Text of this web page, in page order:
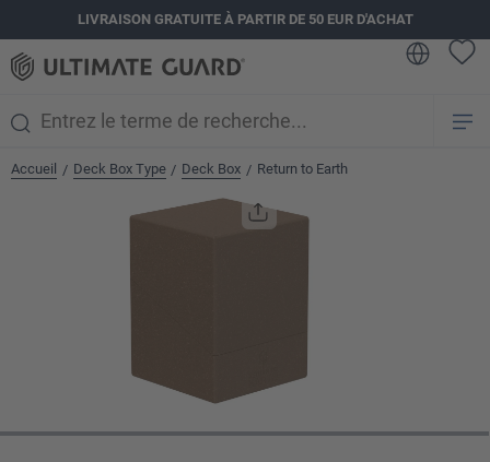
principalLIVRAISON GRATUITE À PARTIR DE 50 EUR D'ACHAT
Accueil / Deck Box Type / Deck Box / Return to Earth